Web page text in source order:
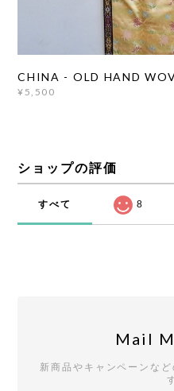
CHINA - OLD HAND
¥5,500
ショップの評価
すべて 8
Mail
新商品やキャンペーンな